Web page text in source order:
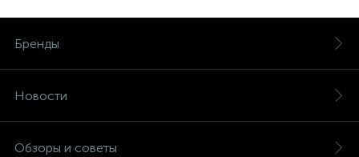
Бренды
Новости
Обзоры и советы